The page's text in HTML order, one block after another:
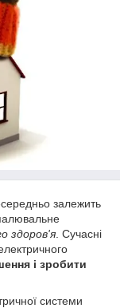
залежить
здоров'я . Сучасні
і зробити
системи